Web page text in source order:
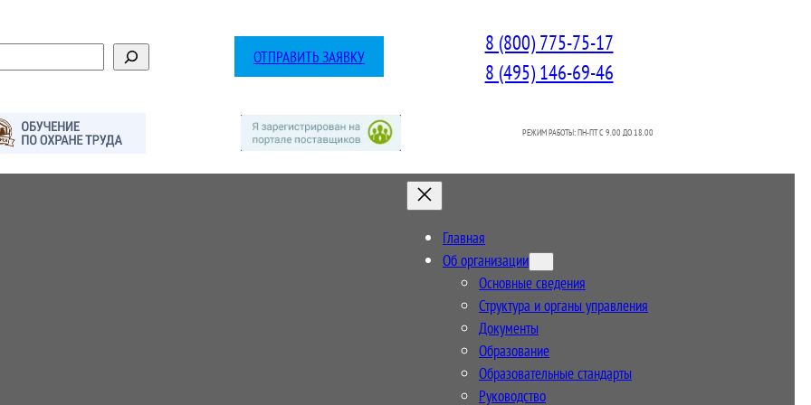
ОТПРАВИТЬ ЗАЯВКУ
8 (800) 775-75-17
8 (495) 146-69-46
РЕЖИМ РАБОТЫ: ПН-ПТ C 9.00 ДО 18.00
Главная
Об организации
Основные сведения
Структура и органы управления
Документы
Образование
Образовательные стандарты
Руководство